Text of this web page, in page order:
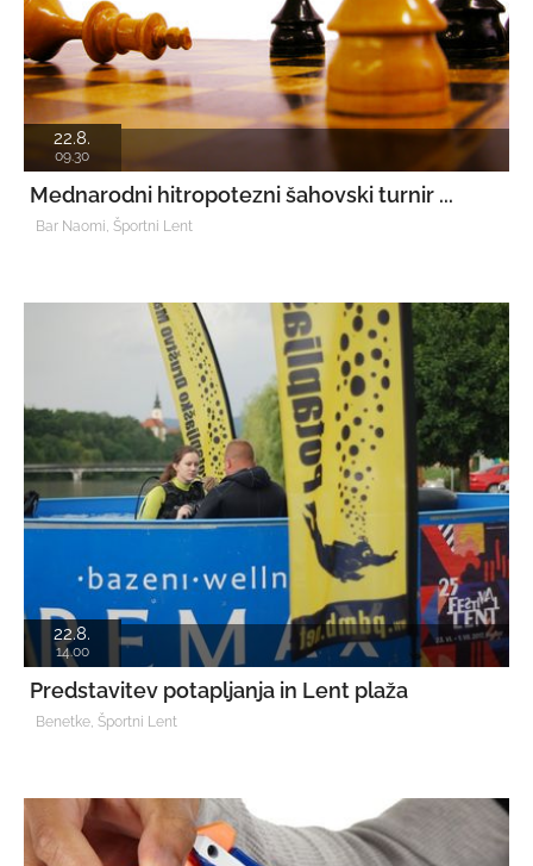
22.8.
09.30
Mednarodni hitropotezni šahovski turnir ...
Bar Naomi, Športni Lent
22.8.
14.00
Predstavitev potapljanja in Lent plaža
Benetke, Športni Lent